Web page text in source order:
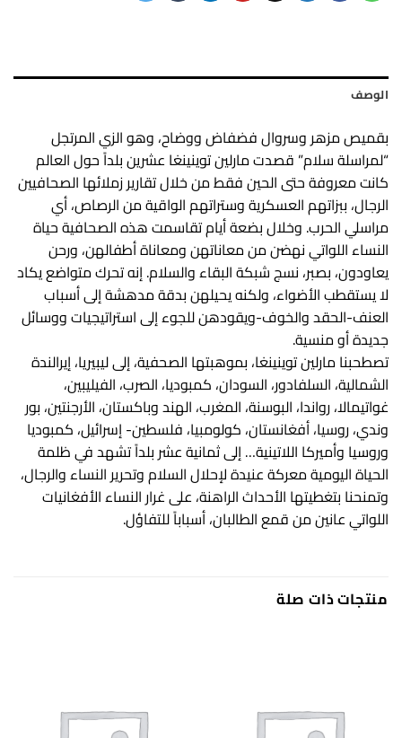
الوصف
بقميص مزهر وسروال فضفاض ووضاح، وهو الزي المرتجل
“لمراسلة سلام” قصدت مارلين توينينغا عشرين بلداً حول العالم
كانت معروفة حتى الحين فقط من خلال تقارير زملائها الصحافيين
الرجال، ببزاتهم العسكرية وستراتهم الواقية من الرصاص، أي
مراسلي الحرب. وخلال بضعة أيام تقاسمت هذه الصحافية حياة
النساء اللواتي نهضن من معاناتهن ومعاناة أطفالهن، ورحن
يعاودون، بصبر، نسج شبكة البقاء والسلام. إنه تحرك متواضع يكاد
لا يستقطب الأضواء، ولكنه يحيلهن بدقة مدهشة إلى أسباب
العنف-الحقد والخوف-ويقودهن للجوء إلى استراتيجيات ووسائل
جديدة أو منسية.
تصطحبنا مارلين توينينغا، بموهبتها الصحفية، إلى ليبيريا، إيرالندة
الشمالية، السلفادور، السودان، كمبوديا، الصرب، الفيليبين،
غواتيمالا، رواندا، البوسنة، المغرب، الهند وباكستان، الأرجنتين، بور
وندي، روسيا، أفغانستان، كولومبيا، فلسطين- إسرائيل، كمبوديا
وروسيا وأميركا اللاتينية… إلى ثمانية عشر بلداً تشهد في ظلمة
الحياة اليومية معركة عنيدة لإحلال السلام وتحرير النساء والرجال،
وتمنحنا بتغطيتها الأحداث الراهنة، على غرار النساء الأفغانيات
اللواتي عانين من قمع الطالبان، أسباباً للتفاؤل.
منتجات ذات صلة